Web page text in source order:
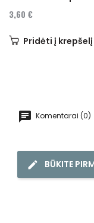
3,60 €
Pridėti į krepšelį
Komentarai (0)
BŪKITE